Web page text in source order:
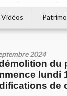
Vidéos
2024
du
lundi
de